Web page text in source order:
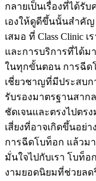
กลายเป็นเรื่องที่ได้รั
เองให้ดูดีขึ้นนั้นสำคั
เสมอ ที่ Class Clinic
และการบริการที่ได้ม
ในทุกขั้นตอน การฉีด
เชี่ยวชาญที่มีประสบ
รับรองมาตรฐานสาก
ชัดเจนและตรงไปตร
เสี่ยงที่อาจเกิดขึ้นอย่
การฉีดโบท็อก แล้วม
มั่นใจไปกับเรา โบท็
งามยอดนิยมที่ช่วยลด